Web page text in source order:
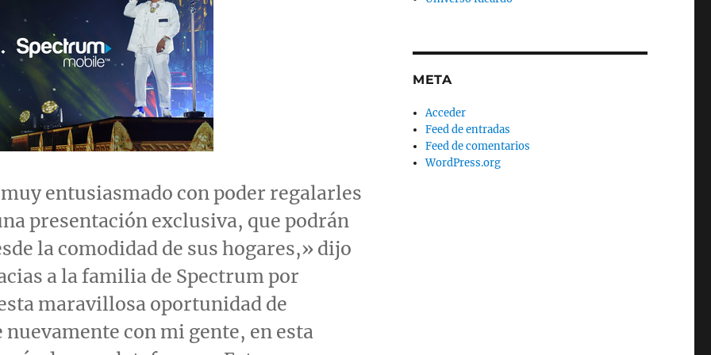
entusiasmado con poder regalarles
presentación exclusiva, que podrán
la comodidad de sus hogares,» dijo
a la familia de Spectrum por
maravillosa oportunidad de
con mi gente, en esta
META
Acceder
Feed de entradas
Feed de comentarios
WordPress.org